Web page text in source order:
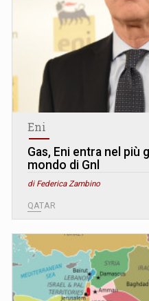
Eni
Gas, Eni entra nel più
mondo di Gnl
di Federica Zambino
QATAR